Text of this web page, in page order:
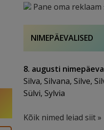
Pane oma reklaam
NIMEPÄEVALISED
8. augusti
Silva, Silvana, Silve,
Sülvi, Sylvia
Kõik nimed leiad siit »